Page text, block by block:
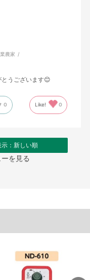
農家
うございます😊
0 Like! 0
示：新しい順
を見る